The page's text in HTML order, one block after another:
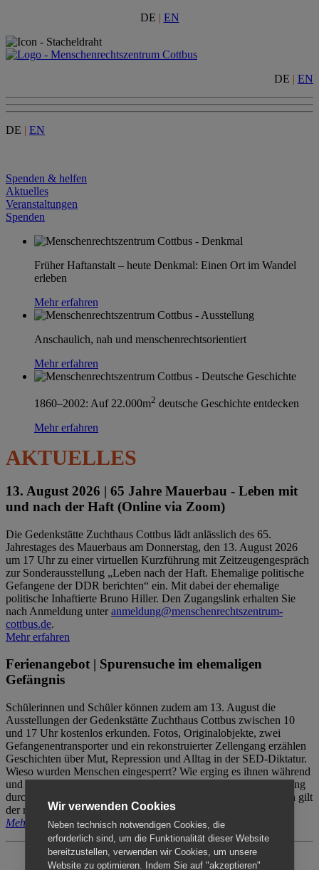
DE | EN
DE | EN
DE | EN
Spenden & helfen
Aktuelles
Veranstaltungen
Spenden
Früher Haftanstalt – heute Denkmal: Einen Ort im Wandel
erleben
Mehr erfahren
Anschaulich, nah und menschenrechtsorientiert
Mehr erfahren
1860–2002: Auf 22.000m2 deutsche Geschichte entdecken
Mehr erfahren
AKTUELLES
13. August 2026 | 65 Jahre Mauerbau - Leben mit
und nach der Haft (Online via Zoom)
Die Gedenkstätte Zuchthaus Cottbus lädt anlässlich des 65.
Jahrestages des Mauerbaus am Donnerstag, den 13. August 2026
um 17 Uhr zu einer virtuellen Kurzführung mit Zeitzeugengespräch
zur Sonderausstellung „Leben nach der Haft. Ehemalige politische
Gefangene der DDR berichten“ ein. Mit dabei der ehemalige
politische Inhaftierte Bruno Hiller. Den Zugangslink erhalten Sie
nach Anmeldung unteranmeldung@menschenrechtszentrum-
cottbus.de.
Mehr erfahren
Ferienangebot | Spurensuche im ehemaligen
Gefängnis
Schülerinnen und Schüler können zudem am 13. August die
Ausstellungen der Gedenkstätte Zuchthaus Cottbus zwischen 10
und 17 Uhr kostenlos erkunden. Fotos, Originalobjekte, zwei
Gefangenentransporter und ein rekonstruierter Zellengang erzählen
Geschichten über Mut, Repression und Alltag in der SED-Diktatur.
Wieso wurden Menschen eingesperrt? Wie erging es ihnen während
und nach der Haft? Der Besuch erfolgt individuell ohne Betreuung
durch das Menschenrechtszentrum Cottbus. Für Begleitpersonen gilt
der reguläre Eintritt (8€ / ermäßigt 5€).
Mehr erfahren
Wir verwenden Cookies
Neben technisch notwendigen Cookies, die
erforderlich sind, um die Funktionalität dieser Website
bereitzustellen, verwenden wir Cookies, um unsere
Website zu optimieren. Indem Sie auf "akzeptieren"